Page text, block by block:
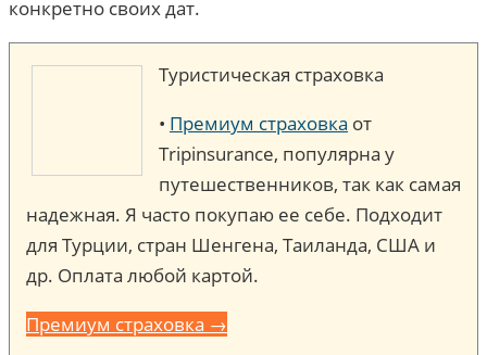
конкретно своих дат.
Туристическая страховка
• Премиум страховка от
Tripinsurance, популярна у
путешественников, так как самая
надежная. Я часто покупаю ее себе. Подходит
для Турции, стран Шенгена, Таиланда, США и
др. Оплата любой картой.
Премиум страховка →